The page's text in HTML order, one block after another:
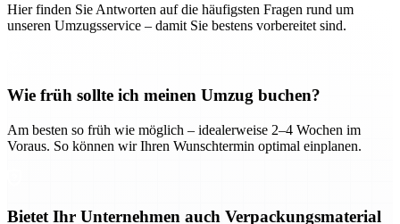
Hier finden Sie Antworten auf die häufigsten Fragen rund um
unseren Umzugsservice – damit Sie bestens vorbereitet sind.
Wie früh sollte ich meinen Umzug buchen?
Am besten so früh wie möglich – idealerweise 2–4 Wochen im
Voraus. So können wir Ihren Wunschtermin optimal einplanen.
Bietet Ihr Unternehmen auch Verpackungsmaterial